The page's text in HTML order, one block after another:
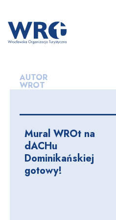
AUTOR
WROT
Mural WROt na
dACHu
Dominikańskiej
gotowy!